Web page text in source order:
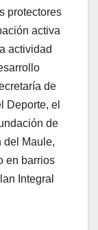
protectores
activa
actividad
de
Deporte, el
de
del Maule,
en barrios
Integral